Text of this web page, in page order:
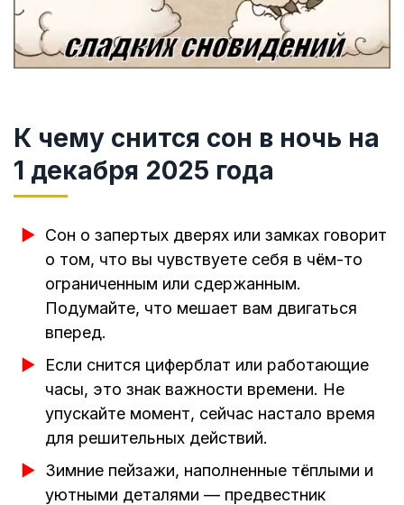
К чему снится сон в ночь на
1 декабря 2025 года
Сон о запертых дверях или замках говорит
о том, что вы чувствуете себя в чём-то
ограниченным или сдержанным.
Подумайте, что мешает вам двигаться
вперед.
Если снится циферблат или работающие
часы, это знак важности времени. Не
упускайте момент, сейчас настало время
для решительных действий.
Зимние пейзажи, наполненные тёплыми и
уютными деталями — предвестник